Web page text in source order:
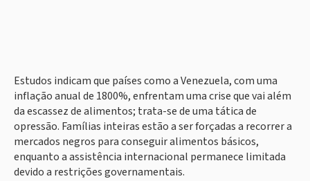
Estudos indicam que países como a Venezuela, com uma
inflação anual de 1800%, enfrentam uma crise que vai além
da escassez de alimentos; trata-se de uma tática de
opressão. Famílias inteiras estão a ser forçadas a recorrer a
mercados negros para conseguir alimentos básicos,
enquanto a assistência internacional permanece limitada
devido a restrições governamentais.